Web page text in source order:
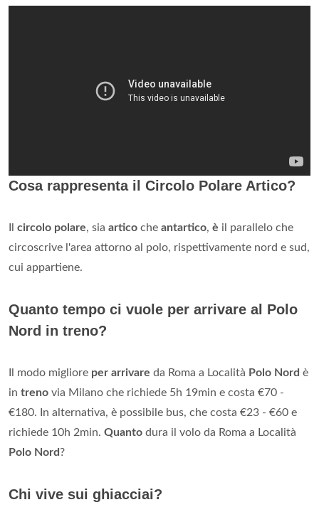
Cosa rappresenta il Circolo Polare Artico?
circolo polare, sia artico che antartico, è il parallelo che
circoscrive l'area attorno al polo, rispettivamente nord e sud,
cui appartiene.
Quanto tempo ci vuole per arrivare al Polo
Nord in treno?
Il modo migliore per arrivare da Roma a Località Polo Nord è
in treno via Milano che richiede 5h 19min e costa €70 -
€180. In alternativa, è possibile bus, che costa €23 - €60 e
richiede 10h 2min. Quanto dura il volo da Roma a Località
Polo Nord ?
Chi vive sui ghiacciai?